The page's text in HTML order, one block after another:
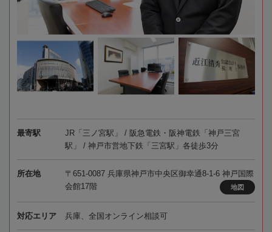
最寄駅
JR「三ノ宮駅」 / 阪急電鉄・阪神電鉄「神戸三宮
駅」 / 神戸市営地下鉄「三宮駅」各徒歩3分
所在地
〒651-0087 兵庫県神戸市中央区御幸通8-1-6 神戸国際
会館17階
地図
対応エリア 兵庫、全国オンライン相談可